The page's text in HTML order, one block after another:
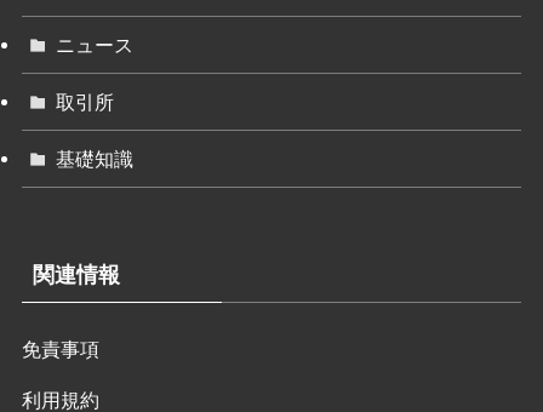
ニュース
取引所
基礎知識
関連情報
免責事項
利用規約